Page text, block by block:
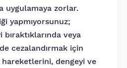
uygulamaya zorlar.
yapmıyorsunuz;
veya
cezalandırmak için
dengeyi ve